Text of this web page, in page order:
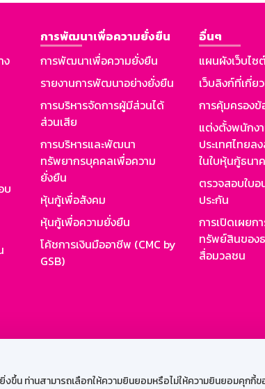
น ท่านสามารถเลือกให้ความยินยอมหรือไม่ให้ความยินยอมคุกกี้ข
ง
บ
การพัฒนาเพื่อความยั่งยืน
การพัฒนาเพื่อความยั่งยืน
รายงานการพัฒนาอย่างยั่งยืน
การบริหารจัดการผู้มีส่วนได้
ส่วนเสีย
การบริหารและพัฒนา
ทรัพยากรบุคคลเพื่อความ
ยั่งยืน
หุ้นกู้เพื่อสังคม
หุ้นกู้เพื่อความยั่งยืน
โค้ชการเงินมืออาชีพ (CMC by
GSB)
อื่นๆ
แผนผังเว็บไซ
เว็บลิงก์ที่เกี่ย
การคุ้มครอง
แต่งตั้งพนักง
ประเทศไทยล
ในใบหุ้นกู้ธนา
ตรวจสอบใบ
ประกัน
การเปิดเผยก
ทรัพย์สินของ
สื่อมวลชน